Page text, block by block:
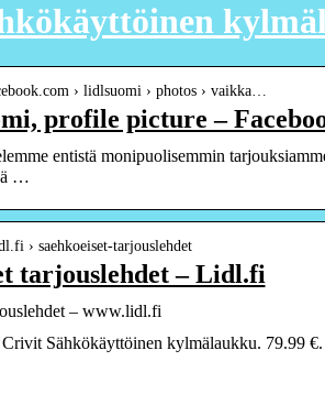
› lidlsuomi › photos › vaikka…
profile picture –
entistä monipuolisemmin
…
› saehkoeiset-tarjouslehdet
tarjouslehdet – Lidl.fi
– www.lidl.fi
Sähkökäyttöinen kylmälaukku. 79.99